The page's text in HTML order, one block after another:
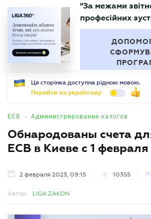
БУХГАЛТЕР
"За межами
професійних
Ця сторінка доступна рідною мовою.
Перейти на українську
ЕСВ • Администрирование налогов
Обнародованы счета
ЕСВ в Киеве с 1 февраля
2 февраля 2023, 09:15 10355
Автор: LIGA ZAKON